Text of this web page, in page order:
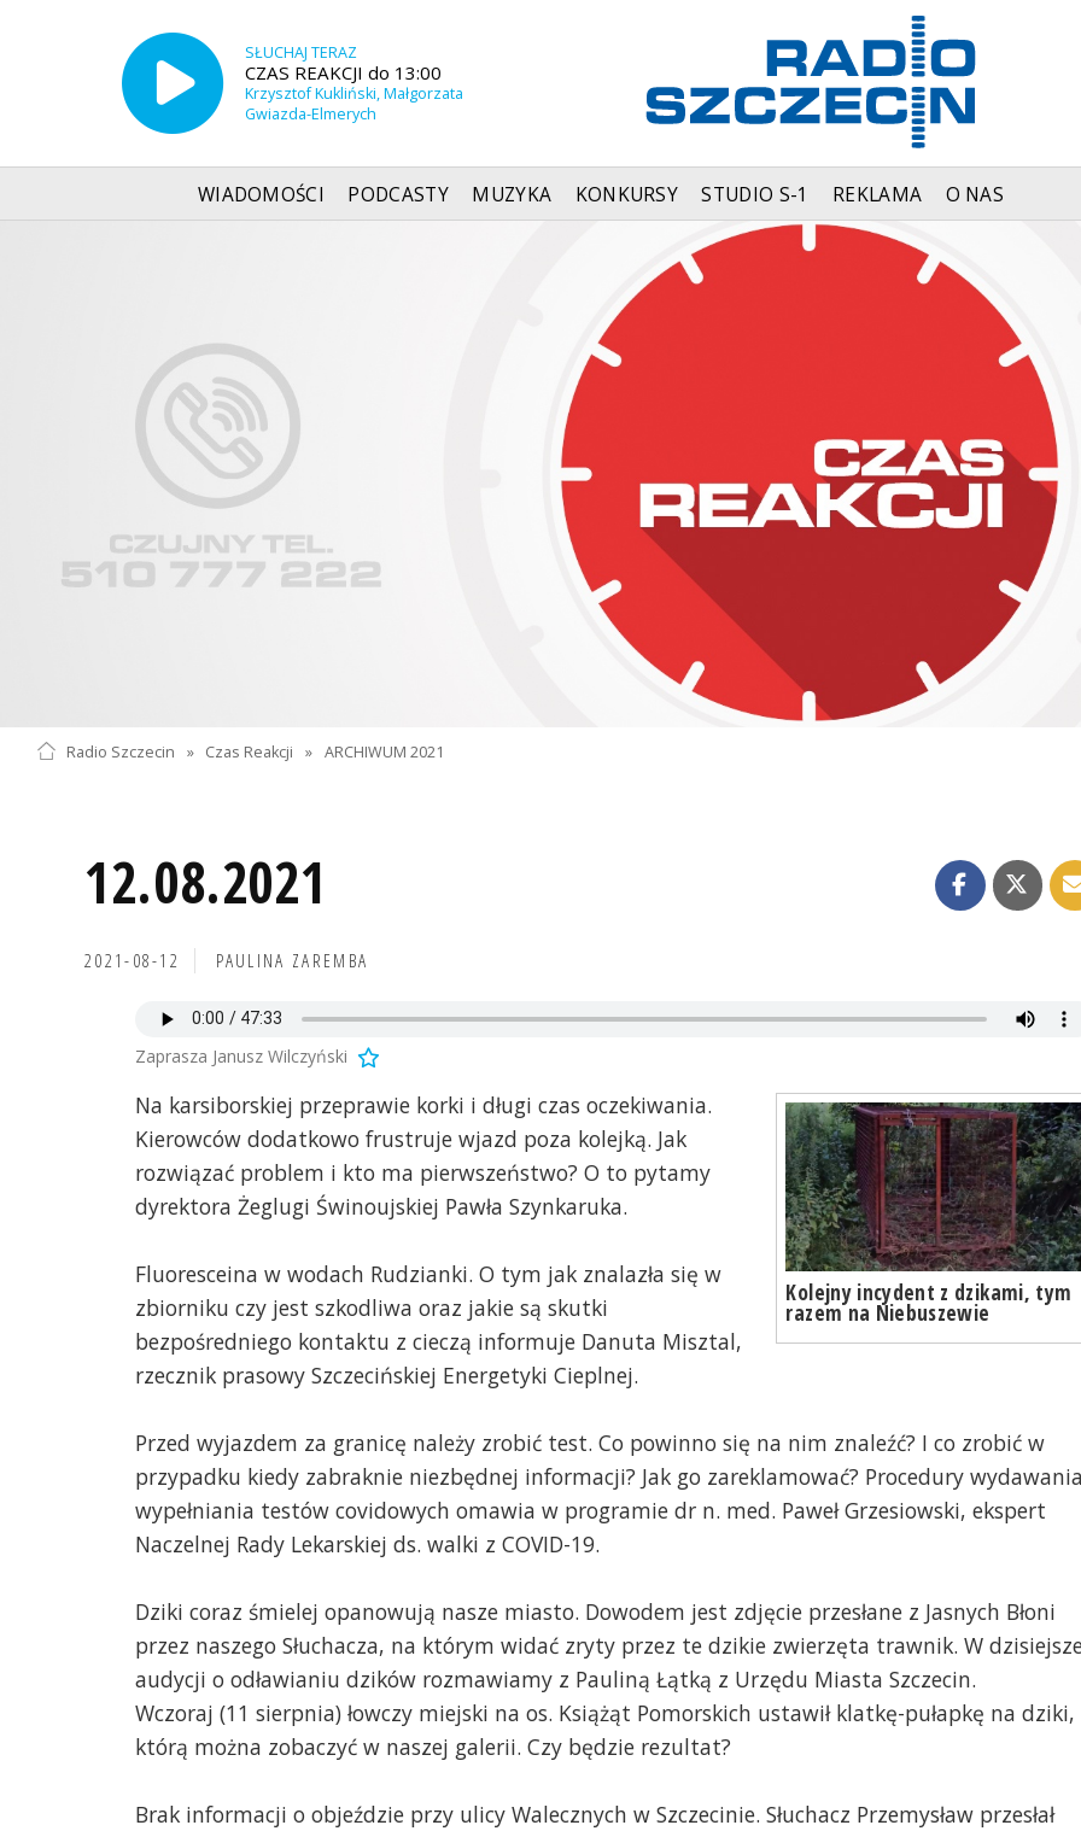
SŁUCHAJ TERAZ
CZAS REAKCJI do 13:00
Krzysztof Kukliński, Małgorzata
Gwiazda-Elmerych
WIADOMOŚCI PODCASTY MUZYKA KONKURSY STUDIO S-1 REKLAMA O NAS
Radio Szczecin » Czas Reakcji » ARCHIWUM 2021
12.08.2021
2021-08-12 PAULINA ZAREMBA
Zaprasza Janusz Wilczyński
Kolejny incydent z dzikami, tym
razem na Niebuszewie
Na karsiborskiej przeprawie korki i długi czas oczekiwania.
Kierowców dodatkowo frustruje wjazd poza kolejką. Jak
rozwiązać problem i kto ma pierwszeństwo? O to pytamy
dyrektora Żeglugi Świnoujskiej Pawła Szynkaruka.
Fluoresceina w wodach Rudzianki. O tym jak znalazła się w
zbiorniku czy jest szkodliwa oraz jakie są skutki
bezpośredniego kontaktu z cieczą informuje Danuta Misztal,
rzecznik prasowy Szczecińskiej Energetyki Cieplnej.
Przed wyjazdem za granicę należy zrobić test. Co powinno się na nim znaleźć? I co zrobić w
przypadku kiedy zabraknie niezbędnej informacji? Jak go zareklamować? Procedury
wypełniania testów covidowych omawia w programie dr n. med. Paweł Grzesiowski, ekspert
Naczelnej Rady Lekarskiej ds. walki z COVID-19.
Dziki coraz śmielej opanowują nasze miasto. Dowodem jest zdjęcie przesłane z Jasnych Błoni
przez naszego Słuchacza, na którym widać zryty przez te dzikie zwierzęta trawnik. W
audycji o odławianiu dzików rozmawiamy z Pauliną Łątką z Urzędu Miasta Szczecin.
Wczoraj (11 sierpnia) łowczy miejski na os. Książąt Pomorskich ustawił klatkę-pułapkę na dziki,
którą można zobaczyć w naszej galerii. Czy będzie rezultat?
Brak informacji o objeździe przy ulicy Walecznych w Szczecinie. Słuchacz Przemysław przesłał